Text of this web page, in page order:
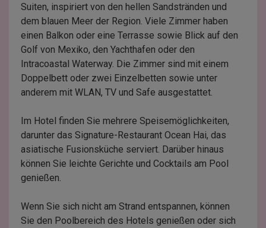
Suiten, inspiriert von den hellen Sandstränden und
dem blauen Meer der Region. Viele Zimmer haben
einen Balkon oder eine Terrasse sowie Blick auf den
Golf von Mexiko, den Yachthafen oder den
Intracoastal Waterway. Die Zimmer sind mit einem
Doppelbett oder zwei Einzelbetten sowie unter
anderem mit WLAN, TV und Safe ausgestattet.
Im Hotel finden Sie mehrere Speisemöglichkeiten,
darunter das Signature-Restaurant Ocean Hai, das
asiatische Fusionsküche serviert. Darüber hinaus
können Sie leichte Gerichte und Cocktails am Pool
genießen.
Wenn Sie sich nicht am Strand entspannen, können
Sie den Poolbereich des Hotels genießen oder sich